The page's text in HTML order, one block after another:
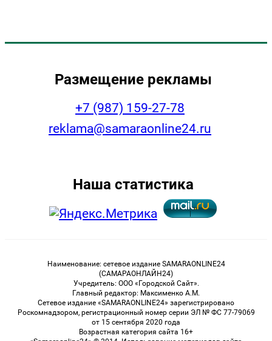
Размещение рекламы
+7 (987) 159-27-78
reklama@samaraonline24.ru
Наша статистика
Наименование: сетевое издание SAMARAONLINE24
(САМАРАОНЛАЙН24)
Учредитель: ООО «Городской Сайт».
Главный редактор: Максименко А.М.
Сетевое издание «SAMARAONLINE24» зарегистрировано
Роскомнадзором, регистрационный номер серии ЭЛ № ФС 77-79069
от 15 сентября 2020 года
Возрастная категория сайта 16+